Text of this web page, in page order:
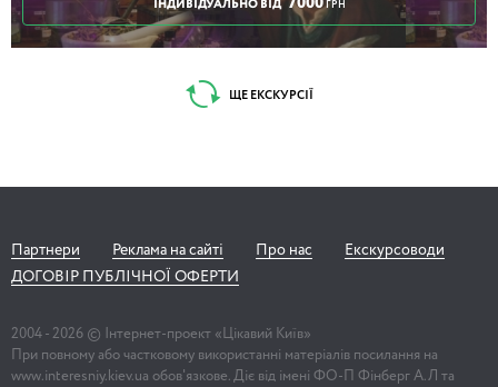
ІНДИВІДУАЛЬНО ВІД ГРН
ЩЕ ЕКСКУРСІЇ
Партнери Реклама на сайті Про нас
Екскурсоводи
ДОГОВІР ПУБЛІЧНОЇ ОФЕРТИ
2004 - 2026 © Інтернет-проект «Цікавий Київ»
При повному або частковому використанні матеріалів посилання на
www.interesniy.kiev.ua обов'язкове. Діє від імені ФО-П Фінберг А.Л та